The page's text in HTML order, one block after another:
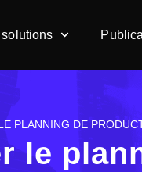
solutions
PLANNING DE
le